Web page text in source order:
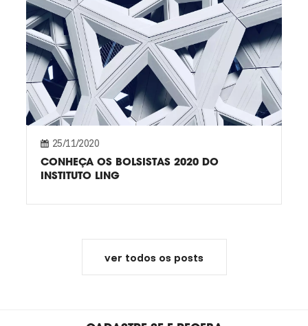
25/11/2020
CONHEÇA OS BOLSISTAS 2020 DO
INSTITUTO LING
ver todos os posts